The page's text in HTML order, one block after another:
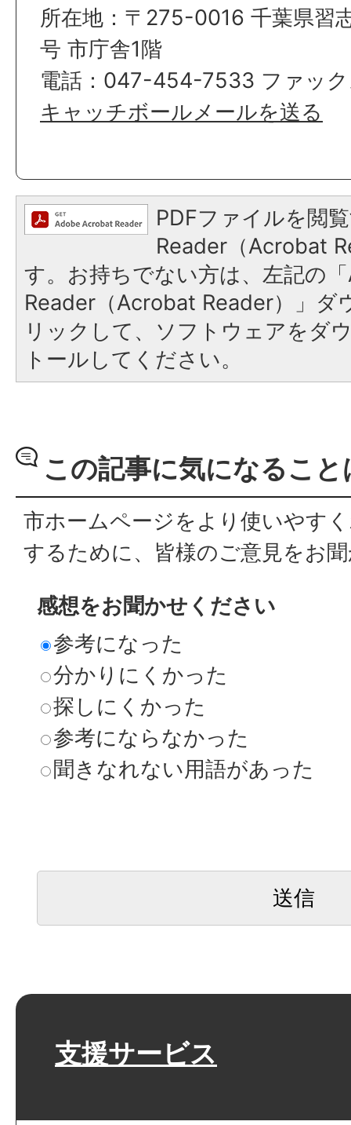
所在地：〒275-0016 千葉県習
号 市庁舎1階
電話：047-454-7533 ファッ
キャッチボールメールを送る
PDFファイルを閲
Reader（Acrobat
す。お持ちでない方は、左記の
Reader（Acrobat Reader）」ダ
リックして、ソフトウェアをダ
トールしてください。
この記事に気になるこ
市ホームページをより使いやす
するために、皆様のご意見をお
感想をお聞かせください
参考になった
分かりにくかった
探しにくかった
参考にならなかった
聞きなれない用語があった
支援サービス